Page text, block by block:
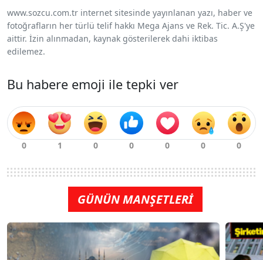
www.sozcu.com.tr internet sitesinde yayınlanan yazı, haber ve
fotoğrafların her türlü telif hakkı Mega Ajans ve Rek. Tic. A.Ş'ye
aittir. İzin alınmadan, kaynak gösterilerek dahi iktibas
edilemez.
Bu habere emoji ile tepki ver
GÜNÜN MANŞETLERİ